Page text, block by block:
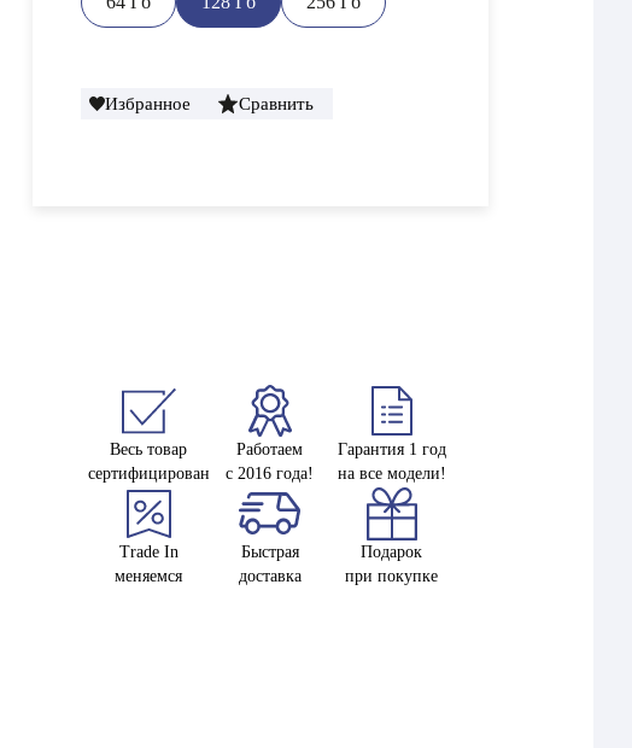
Избранное Сравнить
Весь товар
сертифицирован
Работаем
с 2016 года!
Гарантия 1 год
на все модели!
Trade In
меняемся
Быстрая
доставка
Подарок
при покупке